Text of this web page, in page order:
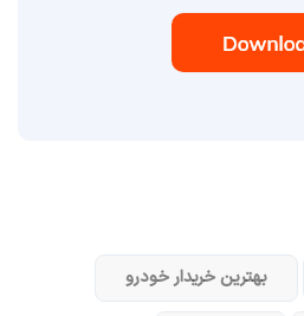
بهترین خریدار خودرو